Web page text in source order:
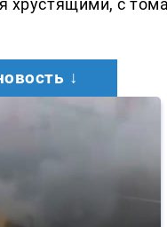
хрустящими, с
↓